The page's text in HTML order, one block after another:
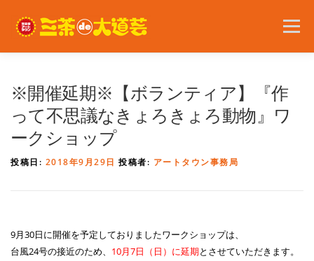
メニュー
問い合わせ アクセス
※開催延期※【ボランティア】『作
って不思議なきょろきょろ動物』ワ
ークショップ
投稿日: 2018年9月29日 投稿者: アートタウン事務局
9月30日に開催を予定しておりましたワークショップは、
台風24号の接近のため、 10月7日（日）に延期とさせていただきます。